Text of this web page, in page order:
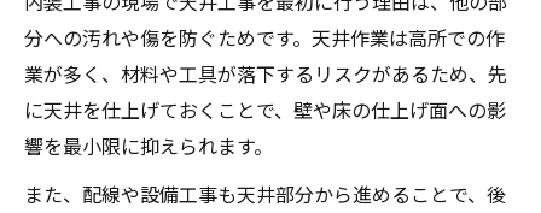
分への汚れや傷を防ぐためです。天井作業は高所での作
業が多く、材料や工具が落下するリスクがあるため、先
に天井を仕上げておくことで、壁や床の仕上げ面への影
響を最小限に抑えられます。
また、配線や設備工事も天井部分から進めることで、後